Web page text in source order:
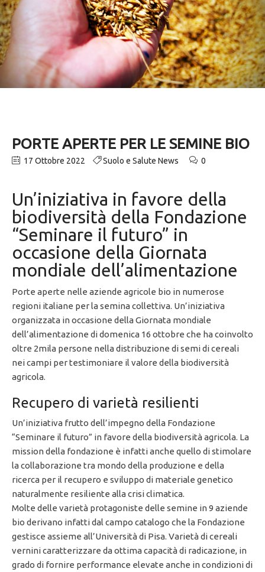
PORTE APERTE PER LE SEMINE BIO
17 Ottobre 2022 Suolo e Salute News 0
Un’iniziativa in favore della
biodiversità della Fondazione
“Seminare il futuro” in
occasione della Giornata
mondiale dell’alimentazione
Porte aperte nelle aziende agricole bio in numerose
regioni italiane per la semina collettiva. Un’iniziativa
organizzata in occasione della Giornata mondiale
dell’alimentazione di domenica 16 ottobre che ha coinvolto
oltre 2mila persone nella distribuzione di semi di cereali
nei campi per testimoniare il valore della biodiversità
agricola.
Recupero di varietà resilienti
Un’iniziativa frutto dell’impegno della Fondazione
“Seminare il futuro” in favore della biodiversità agricola. La
mission della fondazione è infatti anche quello di stimolare
la collaborazione tra mondo della produzione e della
ricerca per il recupero e sviluppo di materiale genetico
naturalmente resiliente alla crisi climatica.
Molte delle varietà protagoniste delle semine in 9 aziende
bio derivano infatti dal campo catalogo che la Fondazione
gestisce assieme all’Università di Pisa. Varietà di cereali
vernini caratterizzare da ottima capacità di radicazione, in
grado di fornire performance elevate anche in condizioni di